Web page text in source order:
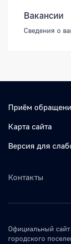
Вакансии
Сведения о
Приём
Карта сайта
Версия для
Контакты
Официальный
городского